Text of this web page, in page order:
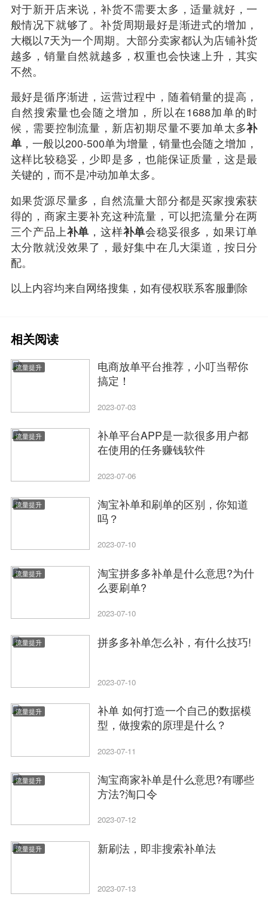
对于新开店来说，补货不需要太多，适量就好，一
般情况下就够了。补货周期最好是渐进式的增加，
大概以7天为一个周期。大部分卖家都认为店铺补货
越多，销量自然就越多，权重也会快速上升，其实
不然。
最好是循序渐进，运营过程中，随着销量的提高，
自然搜索量也会随之增加，所以在1688加单的时
候，需要控制流量，新店初期尽量不要加单太多补
单，一般以200-500单为增量，销量也会随之增加，
这样比较稳妥，少即是多，也能保证质量，这是最
关键的，而不是冲动加单太多。
如果货源尽量多，自然流量大部分都是买家搜索获
得的，商家主要补充这种流量，可以把流量分在两
三个产品上补单 ，这样补单会稳妥很多，如果订单
太分散就没效果了，最好集中在几大渠道，按日分
配。
以上内容均来自网络搜集，如有侵权联系客服删除
相关阅读
流量提升
电商放单平台推荐，小叮当帮你
搞定！
2023-07-03
流量提升
补单平台APP是一款很多用户都
在使用的任务赚钱软件
2023-07-06
流量提升
淘宝补单和刷单的区别，你知道
吗？
2023-07-10
流量提升
淘宝拼多多补单是什么意思?为什
么要刷单?
2023-07-10
流量提升 拼多多补单怎么补，有什么技巧!
2023-07-10
流量提升
补单 如何打造一个自己的数据模
型，做搜索的原理是什么？
2023-07-11
流量提升
淘宝商家补单是什么意思?有哪些
方法?淘口令
2023-07-12
流量提升 新刷法，即非搜索补单法
2023-07-13